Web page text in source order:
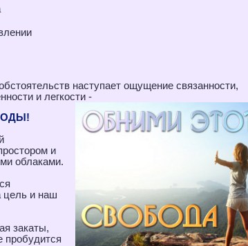
наступает ощущение связанности,
и легкости -
и
облаками.
цель и наш
закаты,
пробудится